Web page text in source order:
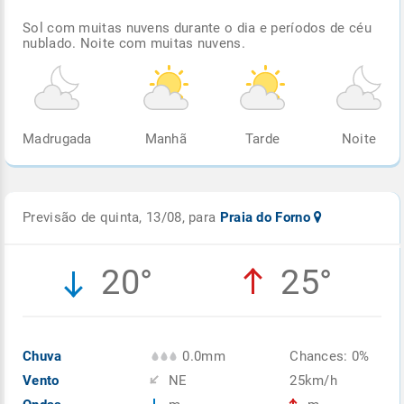
Sol com muitas nuvens durante o dia e períodos de céu
nublado. Noite com muitas nuvens.
Madrugada Manhã Tarde Noite
Previsão de quinta, 13/08, para Praia do Forno
20° 25°
Chuva
Vento
0.0mm
NE
Chances: 0%
25km/h